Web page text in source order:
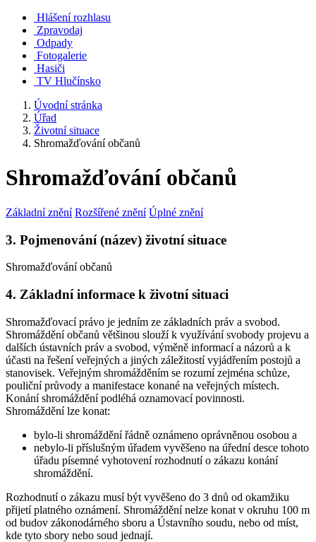
Hlášení rozhlasu
Zpravodaj
Odpady
Fotogalerie
Hasiči
TV Hlučínsko
Úvodní stránka
Úřad
Životní situace
Shromažďování občanů
Shromažďování občanů
Základní znění Rozšířené znění Úplné znění
3. Pojmenování (název) životní situace
Shromažďování občanů
4. Základní informace k životní situaci
Shromažďovací právo je jedním ze základních práv a svobod.
Shromáždění občanů většinou slouží k využívání svobody projevu a
dalších ústavních práv a svobod, výměně informací a názorů a k
účasti na řešení veřejných a jiných záležitostí vyjádřením postojů a
stanovisek. Veřejným shromážděním se rozumí zejména schůze,
pouliční průvody a manifestace konané na veřejných místech.
Konání shromáždění podléhá oznamovací povinnosti.
Shromáždění lze konat:
bylo-li shromáždění řádně oznámeno oprávněnou osobou a
nebylo-li příslušným úřadem vyvěšeno na úřední desce tohoto
úřadu písemné vyhotovení rozhodnutí o zákazu konání
shromáždění.
Rozhodnutí o zákazu musí být vyvěšeno do 3 dnů od okamžiku
přijetí platného oznámení. Shromáždění nelze konat v okruhu 100 m
od budov zákonodárného sboru a Ústavního soudu, nebo od míst,
kde tyto sbory nebo soud jednají.